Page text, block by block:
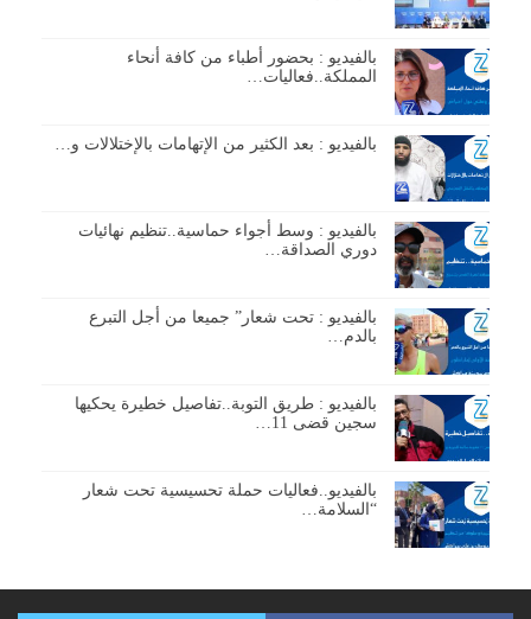
بالفيديو : بحضور أطباء من كافة أنحاء
المملكة..فعاليات…
بالفيديو : بعد الكثير من الإتهامات بالإختلالات و…
بالفيديو : وسط أجواء حماسية..تنظيم نهائيات
دوري الصداقة…
بالفيديو : تحت شعار” جميعا من أجل التبرع
بالدم…
بالفيديو : طريق التوبة..تفاصيل خطيرة يحكيها
سجين قضى 11…
بالفيديو..فعاليات حملة تحسيسية تحت شعار
“السلامة…